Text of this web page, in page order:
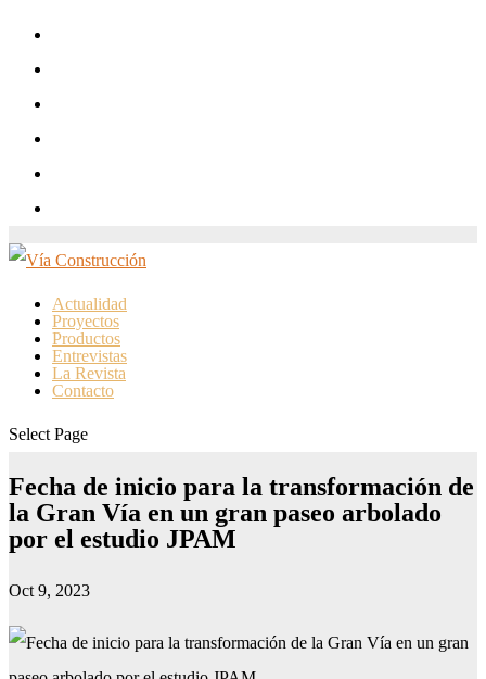
Actualidad
Proyectos
Productos
Entrevistas
La Revista
Contacto
Select Page
Fecha de inicio para la transformación de
la Gran Vía en un gran paseo arbolado
por el estudio JPAM
Oct 9, 2023